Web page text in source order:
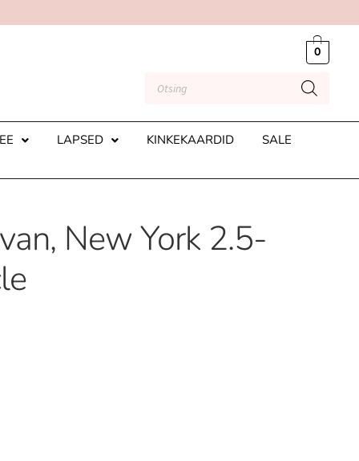
0
LAPSED KINKEKAARDID
SALE
New York 2.5-